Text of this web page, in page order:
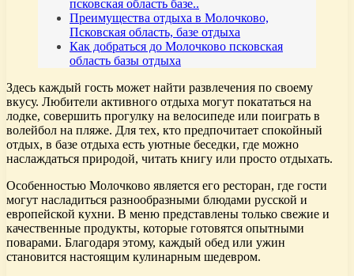
псковская область базе..
Преимущества отдыха в Молочково,
Псковская область, базе отдыха
Как добраться до Молочково псковская
область базы отдыха
Здесь каждый гость может найти развлечения по своему
вкусу. Любители активного отдыха могут покататься на
лодке, совершить прогулку на велосипеде или поиграть в
волейбол на пляже. Для тех, кто предпочитает спокойный
отдых, в базе отдыха есть уютные беседки, где можно
наслаждаться природой, читать книгу или просто отдыхать.
Особенностью Молочково является его ресторан, где гости
могут насладиться разнообразными блюдами русской и
европейской кухни. В меню представлены только свежие и
качественные продукты, которые готовятся опытными
поварами. Благодаря этому, каждый обед или ужин
становится настоящим кулинарным шедевром.